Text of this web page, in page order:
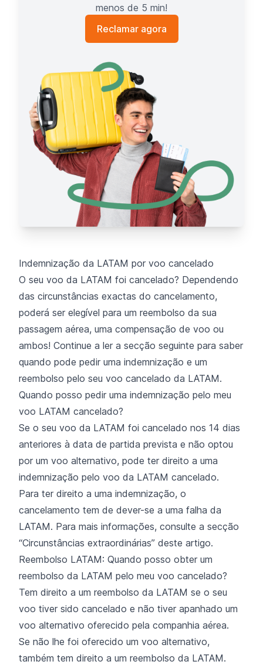
menos de 5 min!
Reclamar agora
Indemnização da LATAM por voo cancelado
O seu voo da LATAM foi cancelado? Dependendo
das circunstâncias exactas do cancelamento,
poderá ser elegível para um reembolso da sua
passagem aérea, uma compensação de voo ou
ambos! Continue a ler a secção seguinte para saber
quando pode pedir uma indemnização e um
reembolso pelo seu voo cancelado da LATAM.
Quando posso pedir uma indemnização pelo meu
voo LATAM cancelado?
Se o seu voo da LATAM foi cancelado nos 14 dias
anteriores à data de partida prevista e não optou
por um voo alternativo, pode ter direito a uma
indemnização pelo voo da LATAM cancelado.
Para ter direito a uma indemnização, o
cancelamento tem de dever-se a uma falha da
LATAM. Para mais informações, consulte a secção
“Circunstâncias extraordinárias” deste artigo.
Reembolso LATAM: Quando posso obter um
reembolso da LATAM pelo meu voo cancelado?
Tem direito a um reembolso da LATAM se o seu
voo tiver sido cancelado e não tiver apanhado um
voo alternativo oferecido pela companhia aérea.
Se não lhe foi oferecido um voo alternativo,
também tem direito a um reembolso da LATAM.